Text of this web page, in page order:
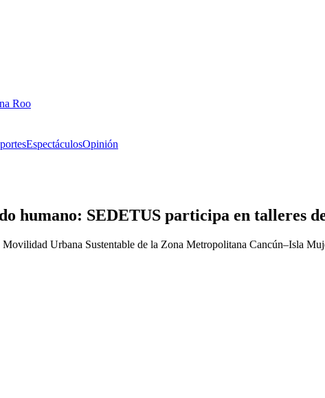
Roo
EspectáculosOpinión
humano: SEDETUS participa en talleres
Urbana Sustentable de la Zona Metropolitana Cancún–Isla